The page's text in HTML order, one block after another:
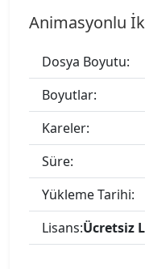
Animasyonlu
Dosya Boyutu:
Boyutlar:
Kareler:
Süre:
Yükleme Tarihi:
Lisans:Ücretsiz